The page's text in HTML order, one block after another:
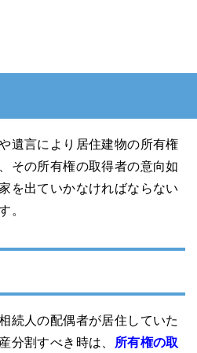
遺言により居住建物の所有権
その所有権の取得者の意向如
を出ていかなければならない
。
続人の配偶者が居住していた
分割すべき時は、 所有権の取